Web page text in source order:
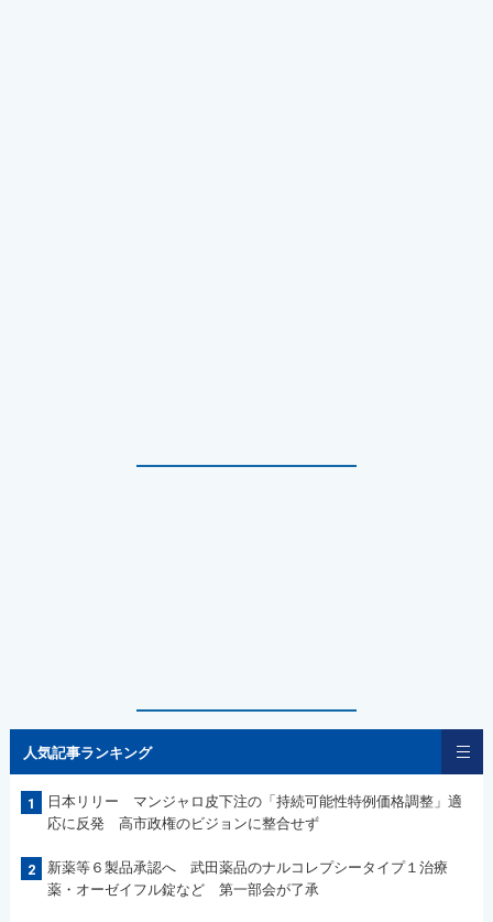
人気記事ランキング
1
日本リリー マンジャロ皮下注の「持続可能性特例価格調整」適
応に反発 高市政権のビジョンに整合せず
2
新薬等６製品承認へ 武田薬品のナルコレプシータイプ１治療
薬・オーゼイフル錠など 第一部会が了承